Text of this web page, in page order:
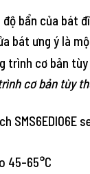
bẩn của bát
bát ưng ý là
cơ bản tùy
45-65°C